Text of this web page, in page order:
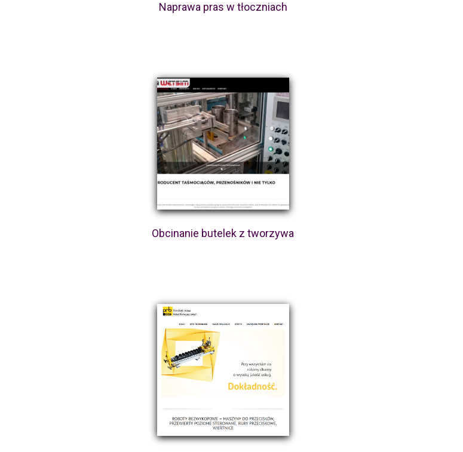
Naprawa pras w tłoczniach
Obcinanie butelek z tworzywa